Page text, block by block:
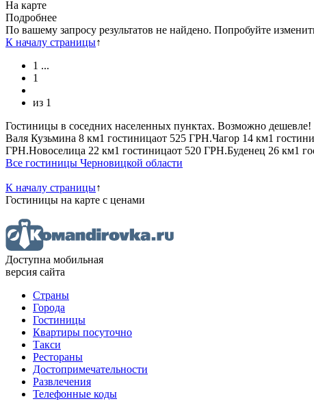
На карте
Подробнее
По вашему запросу результатов не найдено. Попробуйте
К началу страницы↑
1 ...
1
из 1
Гостиницы в соседних населенных пунктах. Возможно дешевле!
Валя Кузьмина 8 км1 гостиницаот 525 ГРН.Чагор 14 км1
ГРН.Новоселица 22 км1 гостиницаот 520 ГРН.Буденец 26 км1
Все гостиницы Черновицкой области
К началу страницы↑
Гостиницы на карте с ценами
Доступна мобильная
версия сайта
Страны
Города
Гостиницы
Квартиры посуточно
Такси
Рестораны
Достопримечательности
Развлечения
Телефонные коды